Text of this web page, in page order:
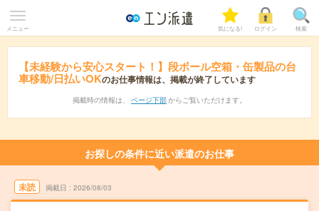
メニュー 気になる! ログイン 検索
【未経験から安心スタート！】段ボール空箱・缶製品の台
車移動/日払いOKのお仕事情報は、掲載が終了しています
掲載時の情報は、 ページ下部 からご覧いただけます。
お探しの条件に近い派遣のお仕事
未読 掲載日 2026/08/03